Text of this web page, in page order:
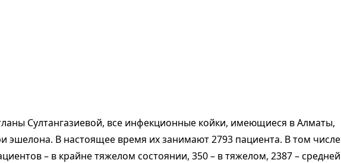
Султангазиевой, все инфекционные койки, имеющиеся в Алматы,
эшелона. В настоящее время их занимают 2793 пациента. В том числе
– в крайне тяжелом состоянии, 350 – в тяжелом, 2387 – средней